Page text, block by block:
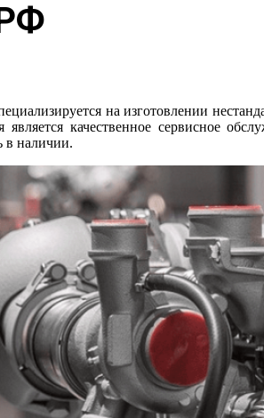
на изготовлении
качественное сервисное
в наличии.